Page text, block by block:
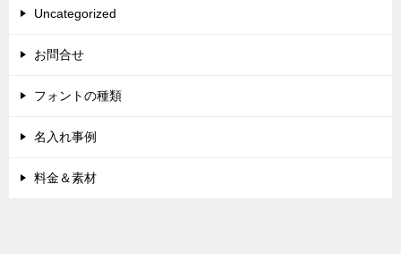
Uncategorized
お問合せ
フォントの種類
名入れ事例
料金＆素材